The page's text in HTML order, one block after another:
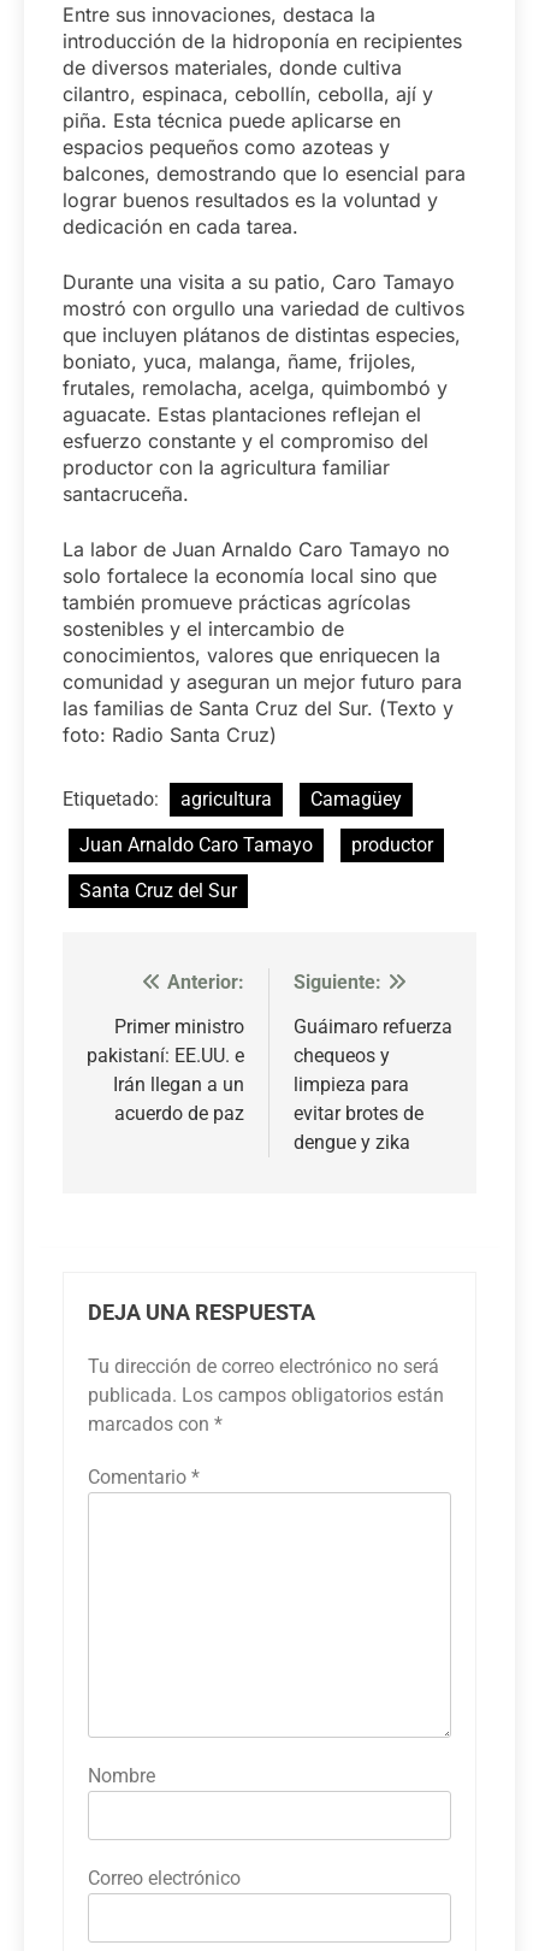
Entre sus innovaciones, destaca la
introducción de la hidroponía en recipientes
de diversos materiales, donde cultiva
cilantro, espinaca, cebollín, cebolla, ají y
piña. Esta técnica puede aplicarse en
espacios pequeños como azoteas y
balcones, demostrando que lo esencial para
lograr buenos resultados es la voluntad y
dedicación en cada tarea.
Durante una visita a su patio, Caro Tamayo
mostró con orgullo una variedad de cultivos
que incluyen plátanos de distintas especies,
boniato, yuca, malanga, ñame, frijoles,
frutales, remolacha, acelga, quimbombó y
aguacate. Estas plantaciones reflejan el
esfuerzo constante y el compromiso del
productor con la agricultura familiar
santacruceña.
La labor de Juan Arnaldo Caro Tamayo no
solo fortalece la economía local sino que
también promueve prácticas agrícolas
sostenibles y el intercambio de
conocimientos, valores que enriquecen la
comunidad y aseguran un mejor futuro para
las familias de Santa Cruz del Sur. (Texto y
foto: Radio Santa Cruz)
Etiquetado: agricultura
Camagüey
Juan Arnaldo Caro Tamayo
productor
Santa Cruz del Sur
Navegación
de
entradas
Anterior:
Primer ministro
pakistaní: EE.UU. e
Irán llegan a un
acuerdo de paz
Siguiente:
Guáimaro refuerza
chequeos y
limpieza para
evitar brotes de
dengue y zika
DEJA UNA RESPUESTA
Tu dirección de correo electrónico no será
publicada. Los campos obligatorios están
marcados con *
Comentario *
Nombre
Correo electrónico